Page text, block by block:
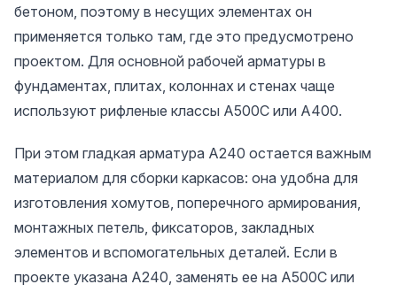
бетоном, поэтому в несущих элементах он
применяется только там, где это предусмотрено
проектом. Для основной рабочей арматуры в
фундаментах, плитах, колоннах и стенах чаще
используют рифленые классы А500С или А400.
При этом гладкая арматура А240 остается важным
материалом для сборки каркасов: она удобна для
изготовления хомутов, поперечного армирования,
монтажных петель, фиксаторов, закладных
элементов и вспомогательных деталей. Если в
проекте указана А240, заменять ее на А500С или